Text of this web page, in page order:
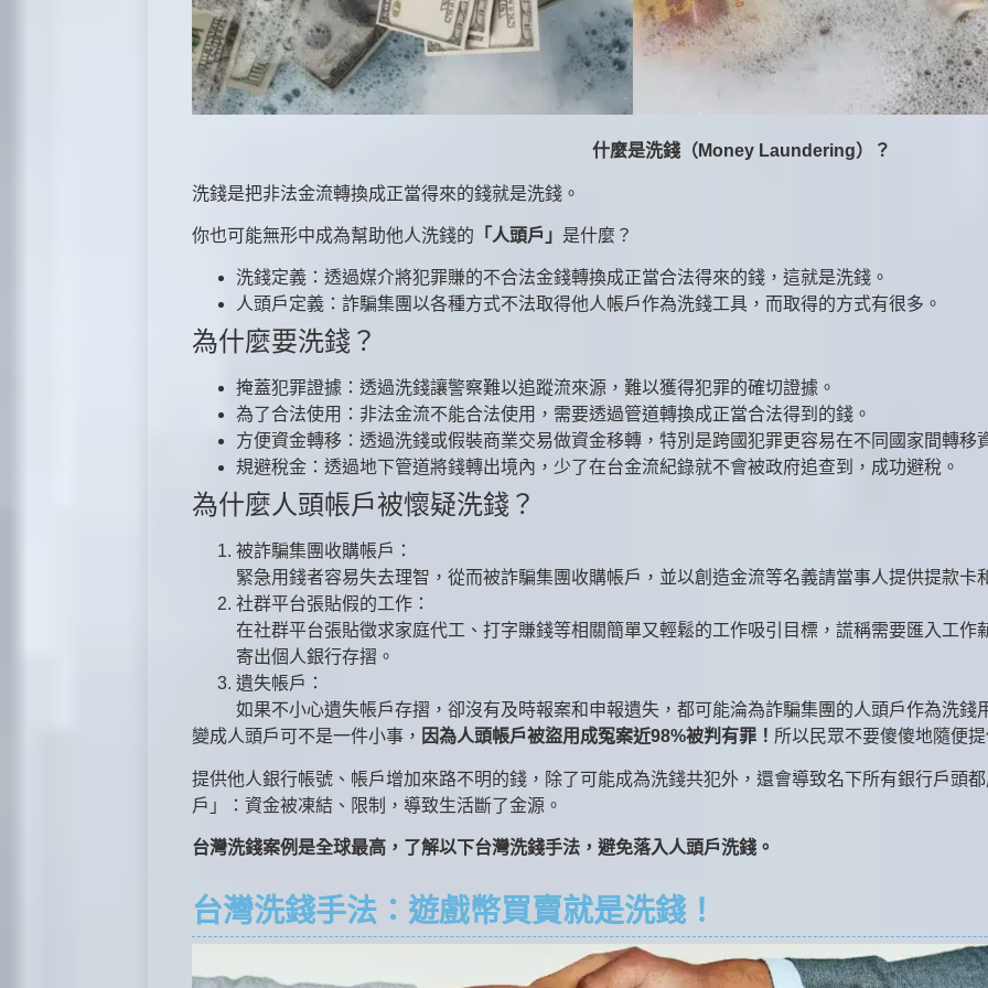
什麼是洗錢（Money Laundering）？
洗錢是把非法金流轉換成正當得來的錢就是洗錢。
你也可能無形中成為幫助他人洗錢的 「人頭戶」 是什麼？
洗錢定義：透過媒介將犯罪賺的不合法金錢轉換成正當合法得來的錢，這就是洗錢。
人頭戶定義：詐騙集團以各種方式不法取得他人帳戶作為洗錢工具，而取得的方式有很多。
為什麼要洗錢？
掩蓋犯罪證據：透過洗錢讓警察難以追蹤流來源，難以獲得犯罪的確切證據。
為了合法使用：非法金流不能合法使用，需要透過管道轉換成正當合法得到的錢。
方便資金轉移：透過洗錢或假裝商業交易做資金移轉，特別是跨國犯罪更容易在不同國家間轉移
規避稅金：透過地下管道將錢轉出境內，少了在台金流紀錄就不會被政府追查到，成功避稅。
為什麼人頭帳戶被懷疑洗錢？
被詐騙集團收購帳戶：
緊急用錢者容易失去理智，從而被詐騙集團收購帳戶，並以創造金流等名義請當事人提供提款卡
社群平台張貼假的工作：
在社群平台張貼徵求家庭代工、打字賺錢等相關簡單又輕鬆的工作吸引目標，謊稱需要匯入工作
寄出個人銀行存摺。
遺失帳戶：
如果不小心遺失帳戶存摺，卻沒有及時報案和申報遺失，都可能淪為詐騙集團的人頭戶作為洗錢
變成人頭戶可不是一件小事， 因為人頭帳戶被盜用成冤案近98%被判有罪！ 所以民眾不要傻傻地隨便
提供他人銀行帳號、帳戶增加來路不明的錢，除了可能成為洗錢共犯外，還會導致名下所有銀行戶頭
戶」：資金被凍結、限制，導致生活斷了金源。
台灣洗錢案例是全球最高，了解以下台灣洗錢手法，避免落入人頭戶洗錢。
台灣洗錢手法：遊戲幣買賣就是洗錢！